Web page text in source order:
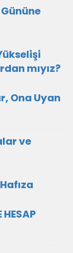
mıyız?
Ona Uyan
ve
HESAP